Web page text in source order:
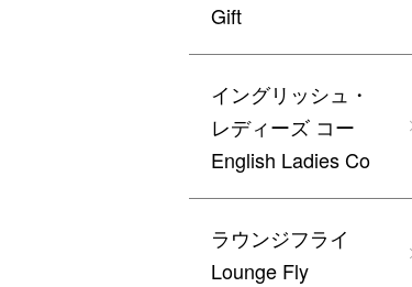
Gift
イングリッシュ・
レディーズ コー
English Ladies Co
ラウンジフライ
Lounge Fly